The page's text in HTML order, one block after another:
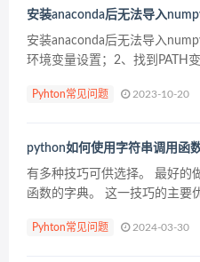
安装anaconda后无法导入
安装anaconda后无法导入
环境变量设置；2、找到PATH
问题还原： （推荐学习...
Pyhton常见问题 2023-10-20
python如何使用字符串调用函
有多种技巧可供选择。 最好的
函数的字典。 这一技巧的主要
a(): pass def b(): ...
Pyhton常见问题 2024-03-30